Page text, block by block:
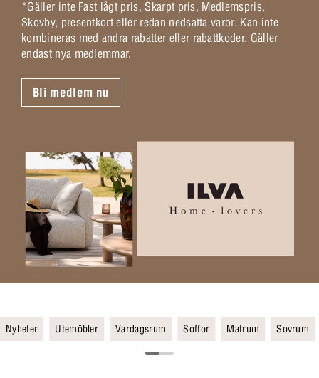
*Gäller inte Fast lågt pris, Skarpt pris, Medlemspris,
Skovby, presentkort eller redan nedsatta varor. Kan inte
kombineras med andra rabatter eller rabattkoder. Gäller
endast nya medlemmar.
Bli medlem nu
Nyheter Utemöbler Vardagsrum Soffor Matrum Sovrum